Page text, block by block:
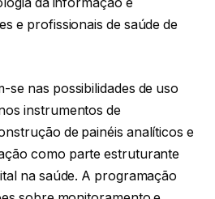
e profissionais de saúde de
se nas possibilidades de uso
instrumentos de
de painéis analíticos e
como parte estruturante
na saúde. A programação